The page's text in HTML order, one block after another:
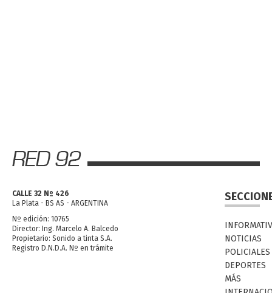
CALLE 32 Nº 426
La Plata - BS AS - ARGENTINA
Nº edición: 10765
Director: Ing. Marcelo A. Balcedo
Propietario: Sonido a tinta S.A.
Registro D.N.D.A. Nº en trámite
NOTICIAS
POLICIALES
DEPORTES
MÁS